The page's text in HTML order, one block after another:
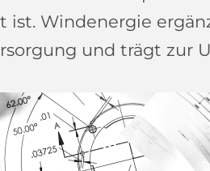
Windenergie
und trägt zur